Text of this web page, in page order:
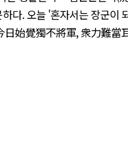
다. 오늘 '혼자서는 장군이
始覺獨不將軍, 衆力難當